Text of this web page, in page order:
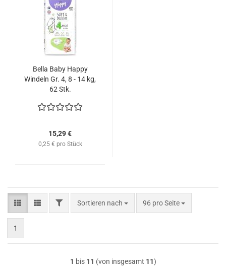
Bella Baby Happy
Windeln Gr. 4, 8 - 14 kg,
62 Stk.
15,29 €
0,25 € pro Stück
FILTERSortieren nach
Sortieren nach 96 pro Seite
pro Seite
1
1 bis 11 (von insgesamt 11)